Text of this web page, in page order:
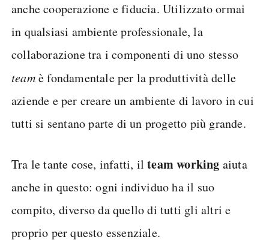
anche cooperazione e fiducia. Utilizzato ormai
in qualsiasi ambiente professionale, la
collaborazione tra i componenti di uno stesso
teamè fondamentale per la produttività delle
aziende e per creare un ambiente di lavoro in cui
tutti si sentano parte di un progetto più grande.
Tra le tante cose, infatti, ilteam working aiuta
anche in questo: ogni individuo ha il suo
compito, diverso da quello di tutti gli altri e
proprio per questo essenziale.